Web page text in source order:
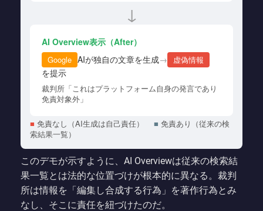
↓
AI Overview表示（After）
Google AIが独自の文章を生成→ 虚偽情報
を提示
裁判所「これはプラットフォーム自身の発言であり
免責対象外」
■ 免責なし（AI生成は自己責任） ■ 免責あり（従来の検
索結果一覧）
このデモが示すように、AI Overviewは従来の検索結
果一覧とは法的な位置づけが根本的に異なる。裁判
所は情報を「編集し合成する行為」を著作行為とみ
なし、そこに責任を紐づけたのだ。